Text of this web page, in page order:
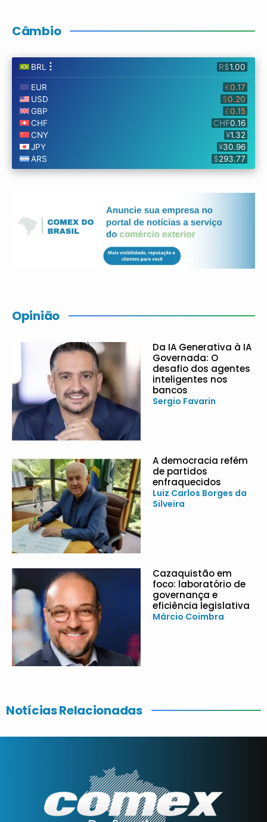
Câmbio
Opinião
Da IA Generativa à IA
Governada: O
desafio dos agentes
inteligentes nos
bancos
Sergio Favarin
A democracia refém
de partidos
enfraquecidos
Luiz Carlos Borges da
Silveira
Cazaquistão em
foco: laboratório de
governança e
eficiência legislativa
Márcio Coimbra
Notícias Relacionadas